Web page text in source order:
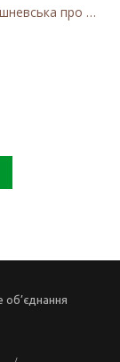
Жінки, які захищають Карпати. Наталія Вишневська про вітряки в Закарпатті та участь громадськості
об’єднання